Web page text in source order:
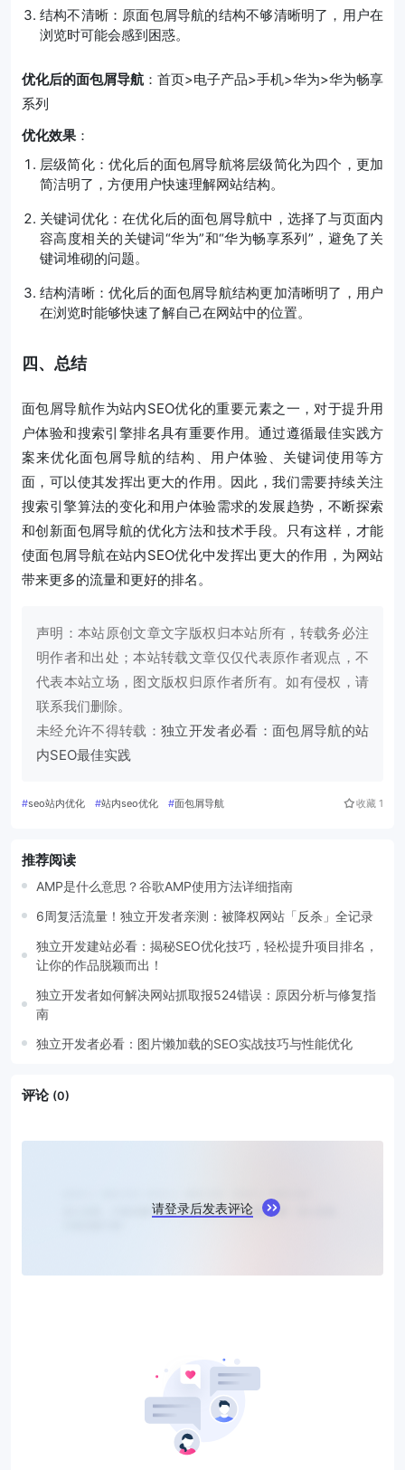
结构不清晰：原面包屑导航的结构不够清晰明了，用户在
浏览时可能会感到困惑。
优化后的面包屑导航 ：首页>电子产品>手机>华为>华为畅享
系列
优化效果 ：
层级简化：优化后的面包屑导航将层级简化为四个，更加
简洁明了，方便用户快速理解网站结构。
关键词优化：在优化后的面包屑导航中，选择了与页面内
容高度相关的关键词“华为”和“华为畅享系列”，避免了关
键词堆砌的问题。
结构清晰：优化后的面包屑导航结构更加清晰明了，用户
在浏览时能够快速了解自己在网站中的位置。
四、总结
面包屑导航作为站内SEO优化的重要元素之一，对于提升用
户体验和搜索引擎排名具有重要作用。通过遵循最佳实践方
案来优化面包屑导航的结构、用户体验、关键词使用等方
面，可以使其发挥出更大的作用。因此，我们需要持续关注
搜索引擎算法的变化和用户体验需求的发展趋势，不断探索
和创新面包屑导航的优化方法和技术手段。只有这样，才能
使面包屑导航在站内SEO优化中发挥出更大的作用，为网站
带来更多的流量和更好的排名。
声明：本站原创文章文字版权归本站所有，转载务必注
明作者和出处；本站转载文章仅仅代表原作者观点，不
代表本站立场，图文版权归原作者所有。如有侵权，请
联系我们删除。
未经允许不得转载：独立开发者必看：面包屑导航的站
内SEO最佳实践
#seo站内优化 #站内seo优化 #面包屑导航 收藏 1
推荐阅读
AMP是什么意思？谷歌AMP使用方法详细指南
6周复活流量！独立开发者亲测：被降权网站「反杀」全记录
独立开发建站必看：揭秘SEO优化技巧，轻松提升项目排名，
让你的作品脱颖而出！
独立开发者如何解决网站抓取报524错误：原因分析与修复指
南
独立开发者必看：图片懒加载的SEO实战技巧与性能优化
评论 (0)
请登录后发表评论